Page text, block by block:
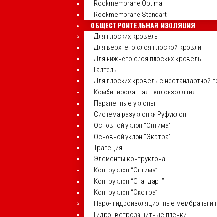
Rockmembrane Optima
Rockmembrane Standart
ОБЩЕСТРОИТЕЛЬНАЯ ИЗОЛЯЦИЯ
Для плоских кровель
Для верхнего слоя плоской кровли
Для нижнего слоя плоских кровель
Галтель
Для плоских кровель с нестандартной
Комбинированная теплоизоляция
Парапетные уклоны
Система разуклонки Руфуклон
Основной уклон “Оптима”
Основной уклон “Экстра”
Трапеция
Элементы контруклона
Контруклон “Оптима”
Контруклон “Стандарт”
Контруклон “Экстра”
Паро- гидроизоляционные мембраны и
Гидро- ветрозащитные пленки